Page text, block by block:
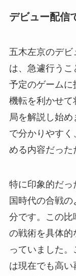
デビュー配信
五木左京のデ
は、急遽行う
予定のゲームに
機転を利かせ
局を解説し始
で分かりやすく
める内容だった
特に印象的だ
国時代の合戦
分です。この
の戦術を具体的
っていました
は現在でも高